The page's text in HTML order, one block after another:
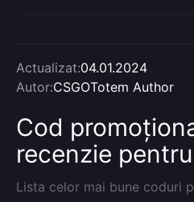
Actualizat:04.01.2024
Autor:CSGOTotem Author
Cod
recenzie
Lista celor mai bune coduri